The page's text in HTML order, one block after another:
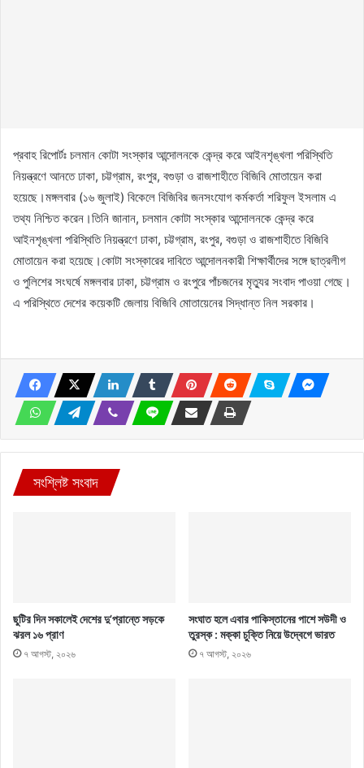
প্রবাহ রিপোর্টঃ চলমান কোটা সংস্কার আন্দোলনকে কেন্দ্র করে আইনশৃঙ্খলা পরিস্থিতি
নিয়ন্ত্রণে আনতে ঢাকা, চট্টগ্রাম, রংপুর, বগুড়া ও রাজশাহীতে বিজিবি মোতায়েন করা
হয়েছে।মঙ্গলবার (১৬ জুলাই) বিকেলে বিজিবির জনসংযোগ কর্মকর্তা শরিফুল ইসলাম এ
তথ্য নিশ্চিত করেন।তিনি জানান, চলমান কোটা সংস্কার আন্দোলনকে কেন্দ্র করে
আইনশৃঙ্খলা পরিস্থিতি নিয়ন্ত্রণে ঢাকা, চট্টগ্রাম, রংপুর, বগুড়া ও রাজশাহীতে বিজিবি
মোতায়েন করা হয়েছে।কোটা সংস্কারের দাবিতে আন্দোলনকারী শিক্ষার্থীদের সঙ্গে ছাত্রলীগ
ও পুলিশের সংঘর্ষে মঙ্গলবার ঢাকা, চট্টগ্রাম ও রংপুরে পাঁচজনের মৃত্যুর সংবাদ পাওয়া গেছে।
এ পরিস্থিতে দেশের কয়েকটি জেলায় বিজিবি মোতায়েনের সিদ্ধান্ত নিল সরকার।
সংশ্লিষ্ট সংবাদ
ছুটির দিন সকালেই দেশের দু’প্রান্তে সড়কে
ঝরল ১৬ প্রাণ
৭ আগস্ট, ২০২৬
সংঘাত হলে এবার পাকিস্তানের পাশে সউদী ও
তুরস্ক : মক্কা চুক্তি নিয়ে উদ্বেগে ভারত
৭ আগস্ট, ২০২৬